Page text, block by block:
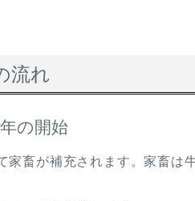
流れ
の開始
家畜が補充されます。家畜は